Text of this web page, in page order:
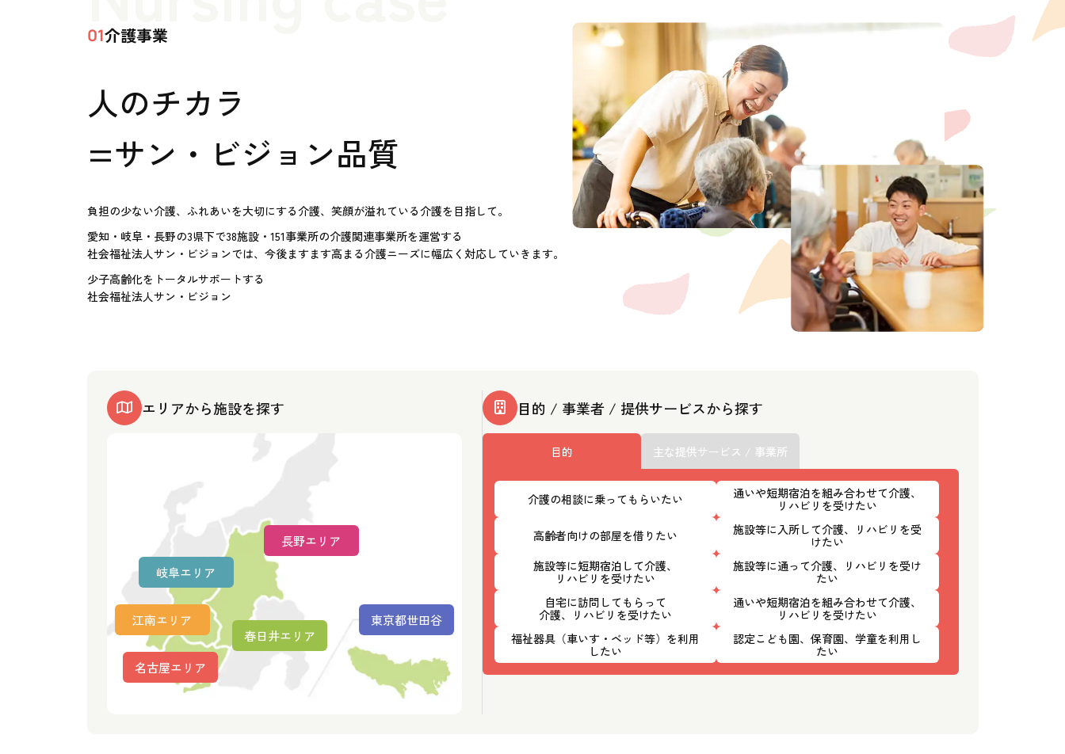
01介護事業
人のチカラ
=サン・ビジョン品質
負担の少ない介護、ふれあいを大切にする介護、笑顔が溢れている介護を目指して。
愛知・岐阜・長野の3県下で38施設・151事業所の介護関連事業所を運営する
社会福祉法人サン・ビジョンでは、今後ますます高まる介護ニーズに幅広く対応していきます。
少子高齢化をトータルサポートする
社会福祉法人サン・ビジョン
エリアから施設を探す
名古屋エリア
江南エリア
春日井エリア
岐阜エリア
長野エリア
東京都世田谷
目的 / 事業者 / 提供サービスから探す
目的 主な提供サービス / 事業所
介護の相談に乗ってもらいたい
通いや短期宿泊を組み合わせて介護、
リハビリを受けたい
高齢者向けの部屋を借りたい
施設等に入所して介護、リハビリを受
けたい
施設等に短期宿泊して介護、
リハビリを受けたい
施設等に通って介護、リハビリを受け
たい
自宅に訪問してもらって
介護、リハビリを受けたい
通いや短期宿泊を組み合わせて介護、
リハビリを受けたい
福祉器具（車いす・ベッド等）を利用
したい
認定こども園、保育園、学童を利用し
たい